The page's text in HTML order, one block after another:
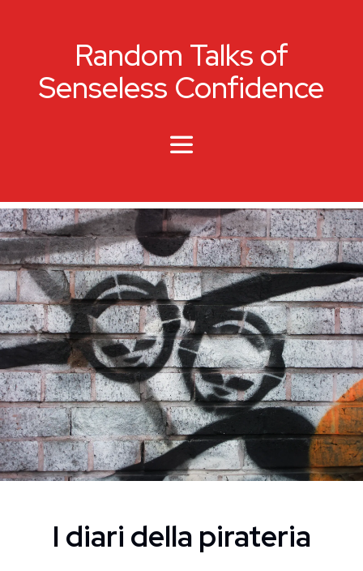
Random Talks of
Senseless Confidence
I diari della pirateria